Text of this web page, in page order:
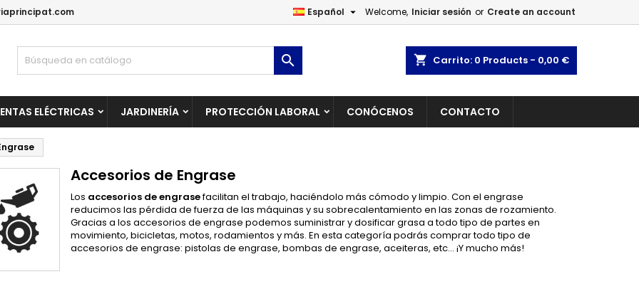
Welcome, Iniciar sesión or Create an account
Español 
shopping_cart Carrito: 0 Products - 0,00 €

ELÉCTRICAS JARDINERÍA PROTECCIÓN LABORAL CONÓCENOS CONTACTO
Accesorios de Engrase
Los accesorios de engrasefacilitan el trabajo, haciéndolo más cómodo y limpio. Con el engrase
reducimos las pérdida de fuerza de las máquinas y su sobrecalentamiento en las zonas de rozamiento.
Gracias a los accesorios de engrase podemos suministrar y dosificar grasa a todo tipo de partes en
movimiento, bicicletas, motos, rodamientos y más. En esta categoría podrás comprar todo tipo de
accesorios de engrase: pistolas de engrase, bombas de engrase, aceiteras, etc... ¡Y mucho más!
a la lista de deseos
Crear una lista nueva
lista de deseos
sesión
iniciar sesión para guardar productos en su lista de deseos.